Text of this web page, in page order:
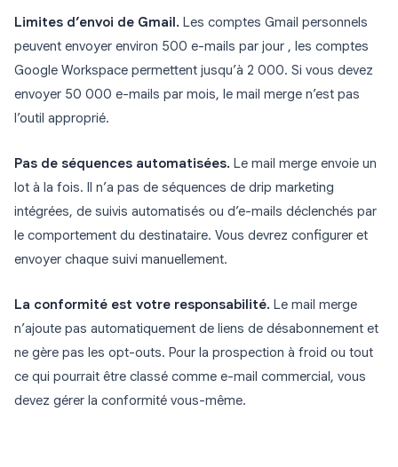
Limites d’envoi de Gmail. Les comptes Gmail personnels
peuvent envoyer environ 500 e-mails par jour , les comptes
Google Workspace permettent jusqu’à 2 000. Si vous devez
envoyer 50 000 e-mails par mois, le mail merge n’est pas
l’outil approprié.
Pas de séquences automatisées. Le mail merge envoie un
lot à la fois. Il n’a pas de séquences de drip marketing
intégrées, de suivis automatisés ou d’e-mails déclenchés par
le comportement du destinataire. Vous devrez configurer et
envoyer chaque suivi manuellement.
La conformité est votre responsabilité. Le mail merge
n’ajoute pas automatiquement de liens de désabonnement et
ne gère pas les opt-outs. Pour la prospection à froid ou tout
ce qui pourrait être classé comme e-mail commercial, vous
devez gérer la conformité vous-même.